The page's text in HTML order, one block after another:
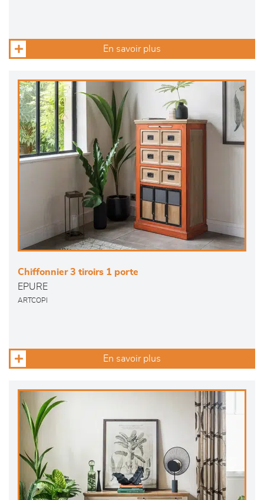
En savoir plus
Chiffonnier 3 tiroirs 1 porte
EPURE
ARTCOPI
En savoir plus